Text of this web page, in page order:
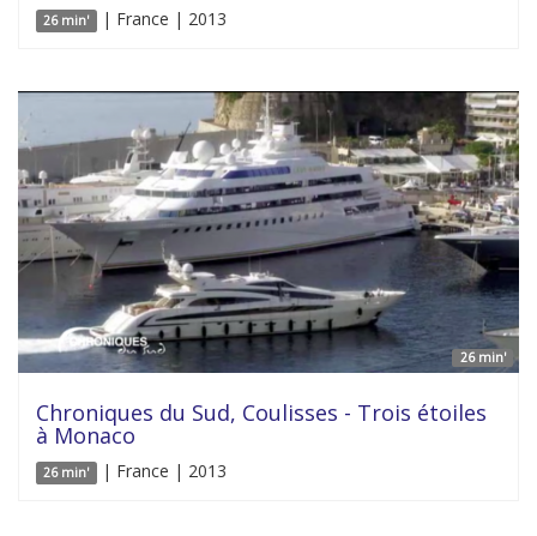
26 min' | France | 2013
26 min'
Chroniques du Sud, Coulisses - Trois étoiles
à Monaco
26 min' | France | 2013